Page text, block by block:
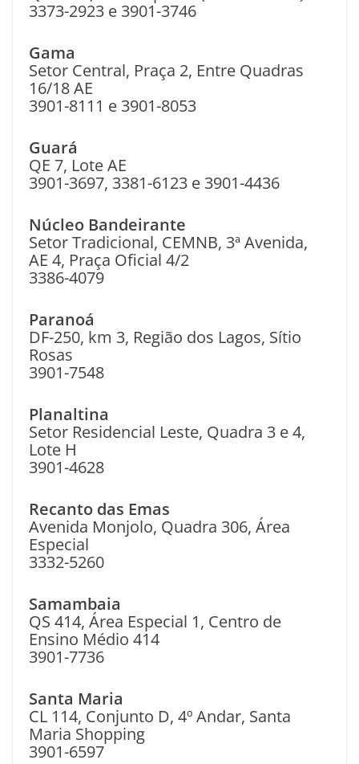
3373-2923 e 3901-3746
Gama
Setor Central, Praça 2, Entre Quadras
16/18 AE
3901-8111 e 3901-8053
Guará
QE 7, Lote AE
3901-3697, 3381-6123 e 3901-4436
Núcleo Bandeirante
Setor Tradicional, CEMNB, 3ª Avenida,
AE 4, Praça Oficial 4/2
3386-4079
Paranoá
DF-250, km 3, Região dos Lagos, Sítio
Rosas
3901-7548
Planaltina
Setor Residencial Leste, Quadra 3 e 4,
Lote H
3901-4628
Recanto das Emas
Avenida Monjolo, Quadra 306, Área
Especial
3332-5260
Samambaia
QS 414, Área Especial 1, Centro de
Ensino Médio 414
3901-7736
Santa Maria
CL 114, Conjunto D, 4º Andar, Santa
Maria Shopping
3901-6597